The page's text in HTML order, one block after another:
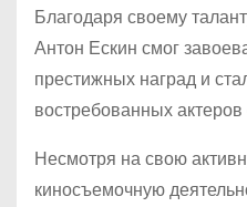
Благодаря своему
Антон Ескин смог
престижных наград и
востребованных
Несмотря на свою
киносъемочную